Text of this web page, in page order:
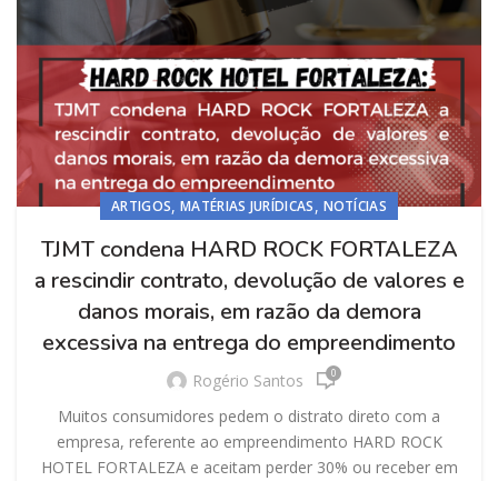
ARTIGOS,MATÉRIAS JURÍDICAS, NOTÍCIAS
TJMT condena HARD ROCK FORTALEZA
a rescindir contrato, devolução de valores e
danos morais, em razão da demora
excessiva na entrega do empreendimento
Rogério Santos 0
Muitos consumidores pedem o distrato direto com a
empresa, referente ao empreendimento HARD ROCK
HOTEL FORTALEZA e aceitam perder 30% ou receber em